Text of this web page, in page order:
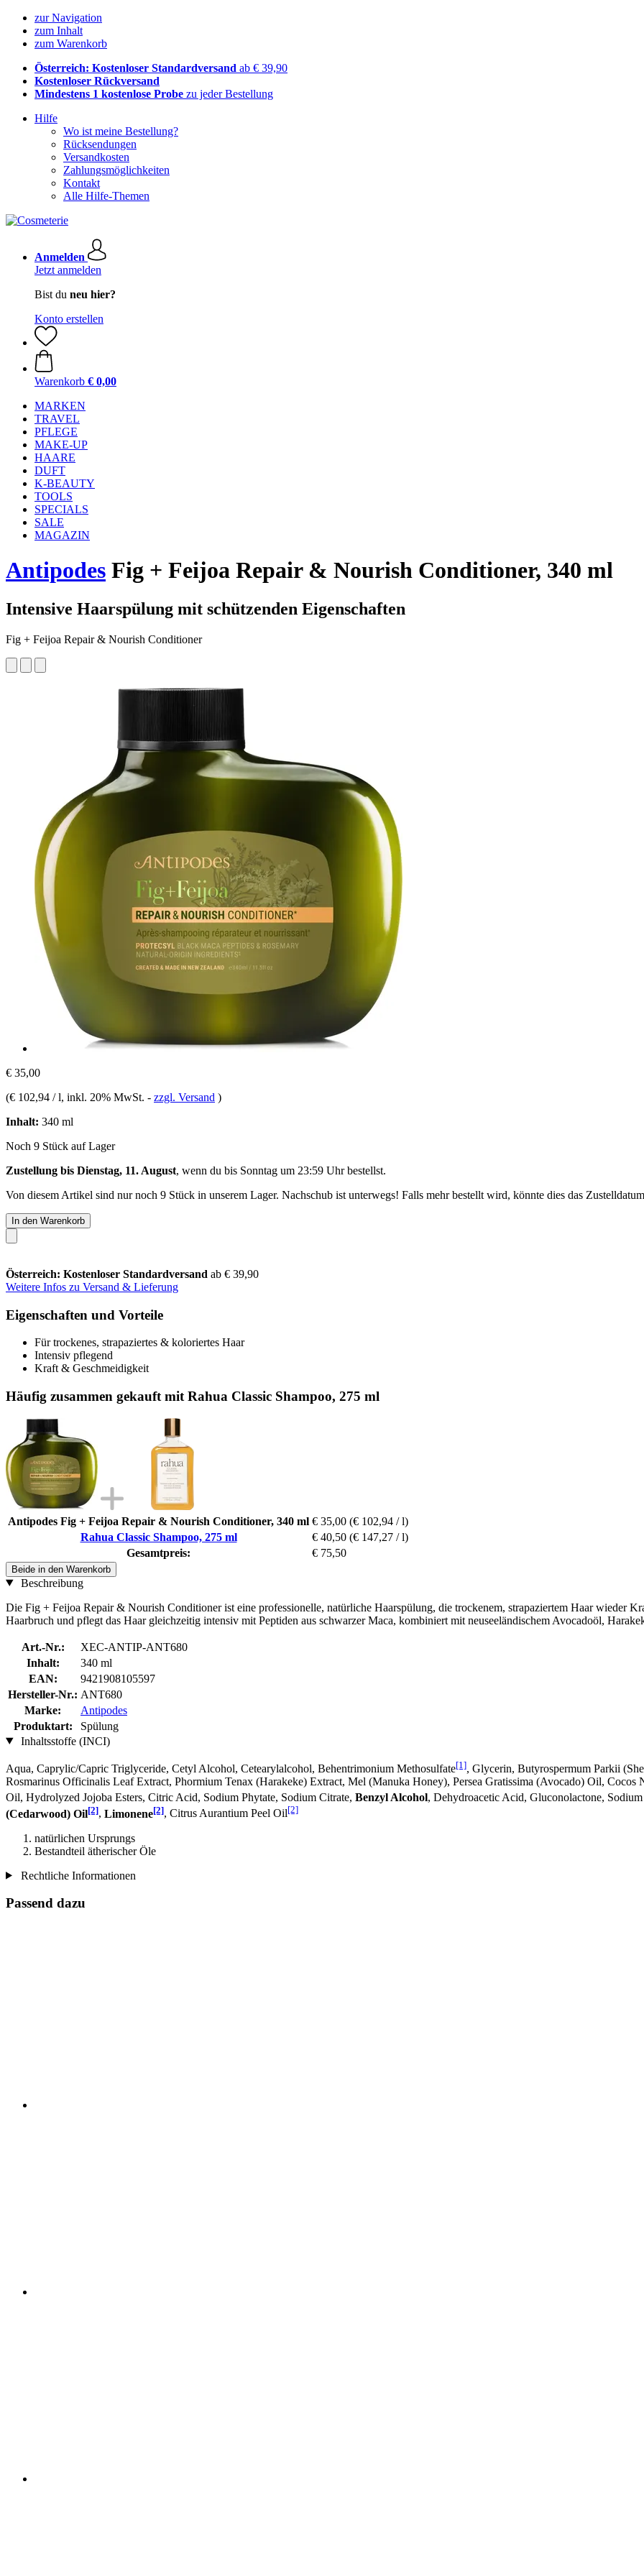
zur Navigation
zum Inhalt
zum Warenkorb
Österreich: Kostenloser Standardversand ab € 39,90
Kostenloser Rückversand
Mindestens 1 kostenlose Probe zu jeder Bestellung
Hilfe
Wo ist meine Bestellung?
Rücksendungen
Versandkosten
Zahlungsmöglichkeiten
Kontakt
Alle Hilfe-Themen
Anmelden
Jetzt anmelden
Bist du neu hier?
Konto erstellen
Warenkorb € 0,00
MARKEN
TRAVEL
PFLEGE
MAKE-UP
HAARE
DUFT
K-BEAUTY
TOOLS
SPECIALS
SALE
MAGAZIN
Antipodes Fig + Feijoa Repair & Nourish Conditioner, 340 ml
Intensive Haarspülung mit schützenden Eigenschaften
Fig + Feijoa Repair & Nourish Conditioner
€ 35,00
(€ 102,94 / l, inkl. 20% MwSt. - zzgl. Versand )
Inhalt: 340 ml
Noch 9 Stück auf Lager
Zustellung bis Dienstag, 11. August, wenn du bis Sonntag um 23:59 Uhrbestellst.
Von diesem Artikel sind nur noch 9 Stück in unserem Lager. Nachschub ist unterwegs! Falls mehr bestellt wird, könnte dies das
In den Warenkorb
Österreich: Kostenloser Standardversand ab € 39,90
Weitere Infos zu Versand & Lieferung
Eigenschaften und Vorteile
Für trockenes, strapaziertes & koloriertes Haar
Intensiv pflegend
Kraft & Geschmeidigkeit
Häufig zusammen gekauft mit Rahua Classic Shampoo, 275 ml
Antipodes Fig + Feijoa Repair & Nourish Conditioner, 340 ml € 35,00 (€ 102,94 / l)
Rahua Classic Shampoo, 275 ml
€ 40,50 (€ 147,27 / l)
Gesamtpreis:
€ 75,50
Beide in den Warenkorb
Beschreibung
Die Fig + Feijoa Repair & Nourish Conditioner ist eine professionelle, natürliche Haarspülung, die trockenem, strapaziertem Haar wieder
Haarbruch und pflegt das Haar gleichzeitig intensiv mit Peptiden aus schwarzer Maca, kombiniert mit neuseeländischem Avocadoöl,
Art.-Nr.:
XEC-ANTIP-ANT680
Inhalt:
340 ml
EAN:
9421908105597
Hersteller-Nr.: ANT680
Marke:
Antipodes
Produktart:
Spülung
Inhaltsstoffe (INCI)
Aqua, Caprylic/Capric Triglyceride, Cetyl Alcohol, Cetearylalcohol, Behentrimonium Methosulfate[1], Glycerin, Butyrospermum Parkii
Rosmarinus Officinalis Leaf Extract, Phormium Tenax (Harakeke) Extract, Mel (Manuka Honey), Persea Gratissima (Avocado) Oil,
Oil, Hydrolyzed Jojoba Esters, Citric Acid, Sodium Phytate, Sodium Citrate, Benzyl Alcohol, Dehydroacetic Acid, Gluconolactone,
(Cedarwood) Oil[2], Limonene[2], Citrus Aurantium Peel Oil[2]
natürlichen Ursprungs
Bestandteil ätherischer Öle
Rechtliche Informationen
Passend dazu